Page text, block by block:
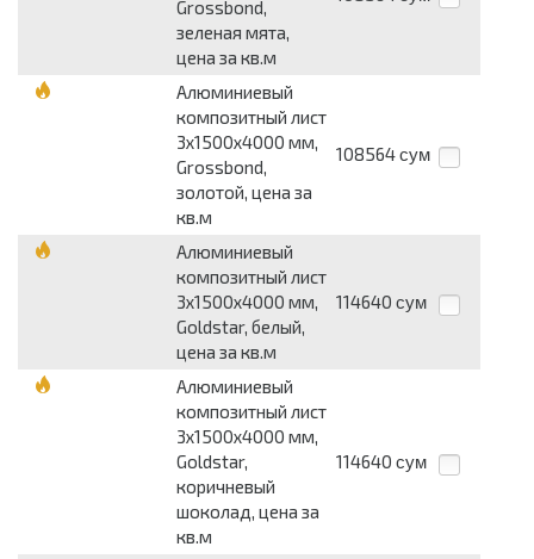
Grossbond,
зеленая мята,
цена за кв.м
Алюминиевый
композитный лист
3х1500х4000 мм,
Grossbond,
золотой, цена за
кв.м
108564 сум
Алюминиевый
композитный лист
3х1500х4000 мм,
Goldstar, белый,
цена за кв.м
114640 сум
Алюминиевый
композитный лист
3х1500х4000 мм,
Goldstar,
коричневый
шоколад, цена за
кв.м
114640 сум